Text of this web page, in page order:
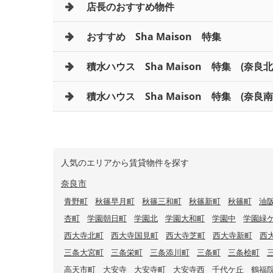
店長のおすすめ物件
おすすめ Sha Maison 特集
積水ハウス Sha Maison 特集 (奈良北
積水ハウス Sha Maison 特集 (奈良
人気のエリアから賃貸物件を探す
奈良市
青野町 秋篠早月町 秋篠三和町 秋篠新町 秋篠町
油
杏町
学園朝日町 学園北 学園大和町 学園中
学園緑
西大寺北町
西大寺国見町 西大寺芝町 西大寺新町
西
三条大宮町
三条栄町 三条添川町 三条町 三条桧町
高天市町
大安寺 大安寺町 大安寺西 千代ケ丘 鶴福